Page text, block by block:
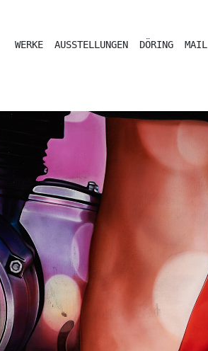
WERKE AUSSTELLUNGEN DÖRING MAIL